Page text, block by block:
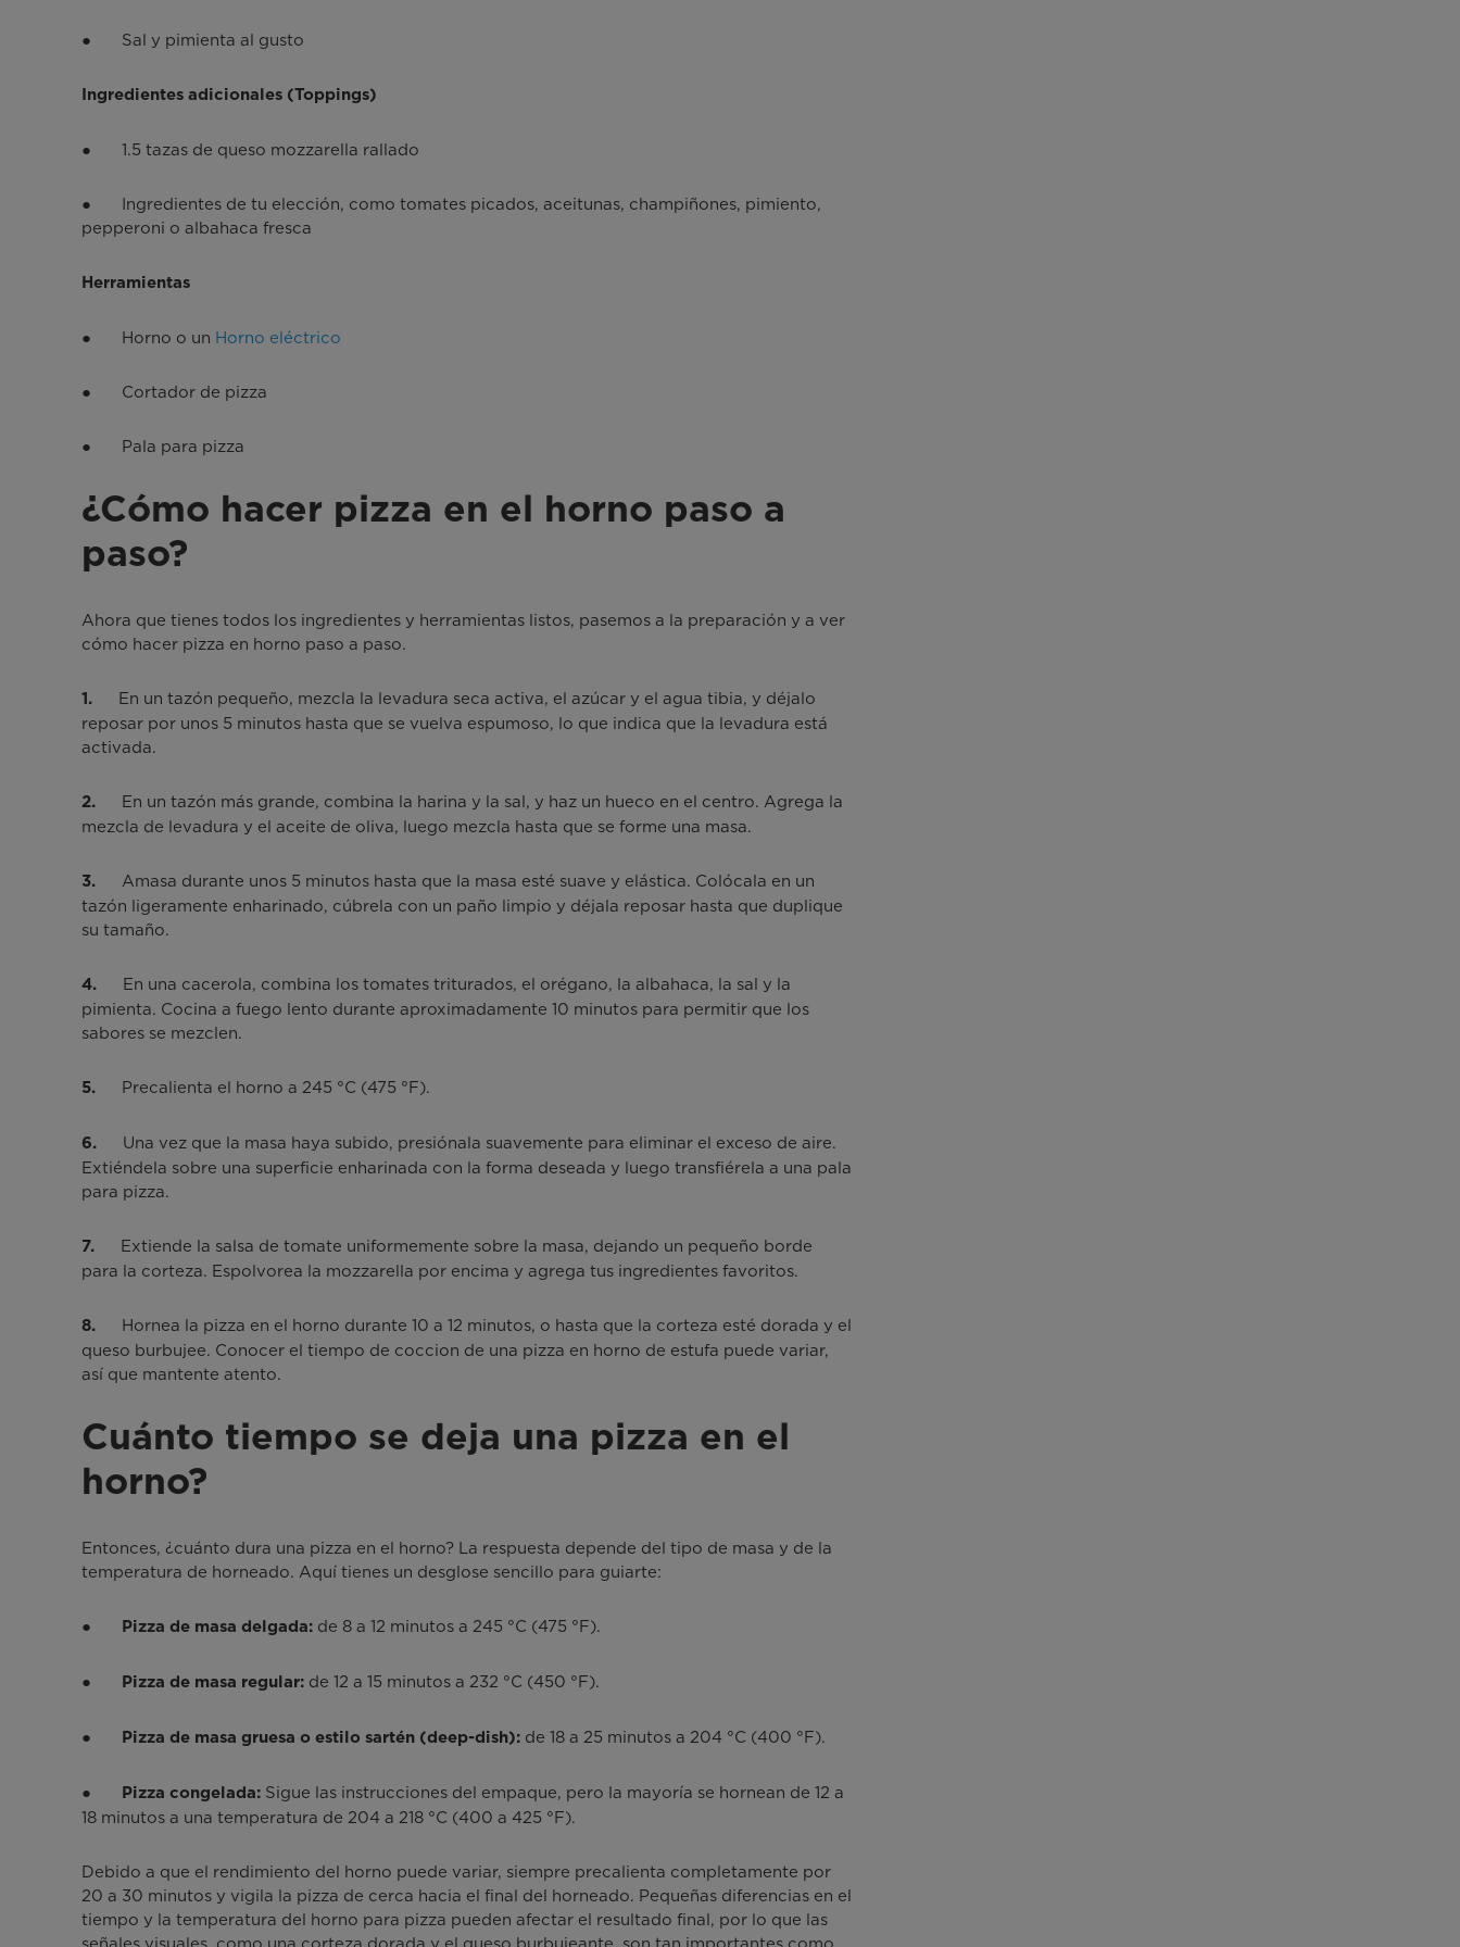
● Sal y pimienta al gusto
Ingredientes adicionales (Toppings)
● 1.5 tazas de queso mozzarella rallado
● Ingredientes de tu elección, como tomates picados, aceitunas, champiñones, pimiento,
pepperoni o albahaca fresca
Herramientas
● Horno o un Horno eléctrico
● Cortador de pizza
● Pala para pizza
¿Cómo hacer pizza en el horno paso a
paso?
Ahora que tienes todos los ingredientes y herramientas listos, pasemos a la preparación y a ver
cómo hacer pizza en horno paso a paso.
1. En un tazón pequeño, mezcla la levadura seca activa, el azúcar y el agua tibia, y déjalo
reposar por unos 5 minutos hasta que se vuelva espumoso, lo que indica que la levadura está
activada.
2. En un tazón más grande, combina la harina y la sal, y haz un hueco en el centro. Agrega la
mezcla de levadura y el aceite de oliva, luego mezcla hasta que se forme una masa.
3. Amasa durante unos 5 minutos hasta que la masa esté suave y elástica. Colócala en un
tazón ligeramente enharinado, cúbrela con un paño limpio y déjala reposar hasta que duplique
su tamaño.
4. En una cacerola, combina los tomates triturados, el orégano, la albahaca, la sal y la
pimienta. Cocina a fuego lento durante aproximadamente 10 minutos para permitir que los
sabores se mezclen.
5. Precalienta el horno a 245 °C (475 °F).
6. Una vez que la masa haya subido, presiónala suavemente para eliminar el exceso de aire.
Extiéndela sobre una superficie enharinada con la forma deseada y luego transfiérela a una pala
para pizza.
7. Extiende la salsa de tomate uniformemente sobre la masa, dejando un pequeño borde
para la corteza. Espolvorea la mozzarella por encima y agrega tus ingredientes favoritos.
8. Hornea la pizza en el horno durante 10 a 12 minutos, o hasta que la corteza esté dorada y el
queso burbujee. Conocer el tiempo de coccion de una pizza en horno de estufa puede variar,
así que mantente atento.
Cuánto tiempo se deja una pizza en el
horno?
Entonces, ¿cuánto dura una pizza en el horno? La respuesta depende del tipo de masa y de la
temperatura de horneado. Aquí tienes un desglose sencillo para guiarte:
● Pizza de masa delgada: de 8 a 12 minutos a 245 °C (475 °F).
● Pizza de masa regular:de 12 a 15 minutos a 232 °C (450 °F).
● Pizza de masa gruesa o estilo sartén (deep-dish): de 18 a 25 minutos a 204 °C (400 °F).
● Pizza congelada: Sigue las instrucciones del empaque, pero la mayoría se hornean de 12 a
18 minutos a una temperatura de 204 a 218 °C (400 a 425 °F).
Debido a que el rendimiento del horno puede variar, siempre precalienta completamente por
20 a 30 minutos y vigila la pizza de cerca hacia el final del horneado. Pequeñas diferencias en el
tiempo y la temperatura del horno para pizza pueden afectar el resultado final, por lo que las